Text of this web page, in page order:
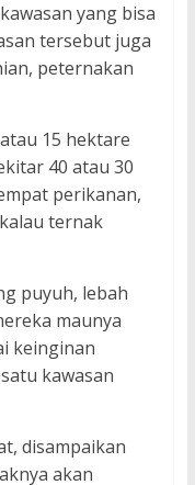
yang bisa
tersebut juga
peternakan
15 hektare
40 atau 30
perikanan,
ternak
puyuh, lebah
maunya
keinginan
kawasan
disampaikan
akan